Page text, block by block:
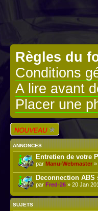
Règles du
Conditions
A lire avant
Placer une
Écrire un nouveau
sujet
ANNONCES
Entretien de votre
par Manu-Webmaster »
Deconnection ABS
par Fred-26 » 20 Jan
SUJETS